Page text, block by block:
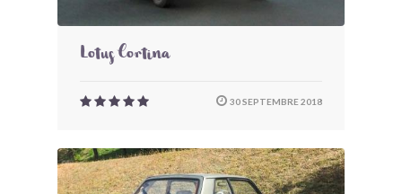
Lotus Cortina
30 SEPTEMBRE 2018